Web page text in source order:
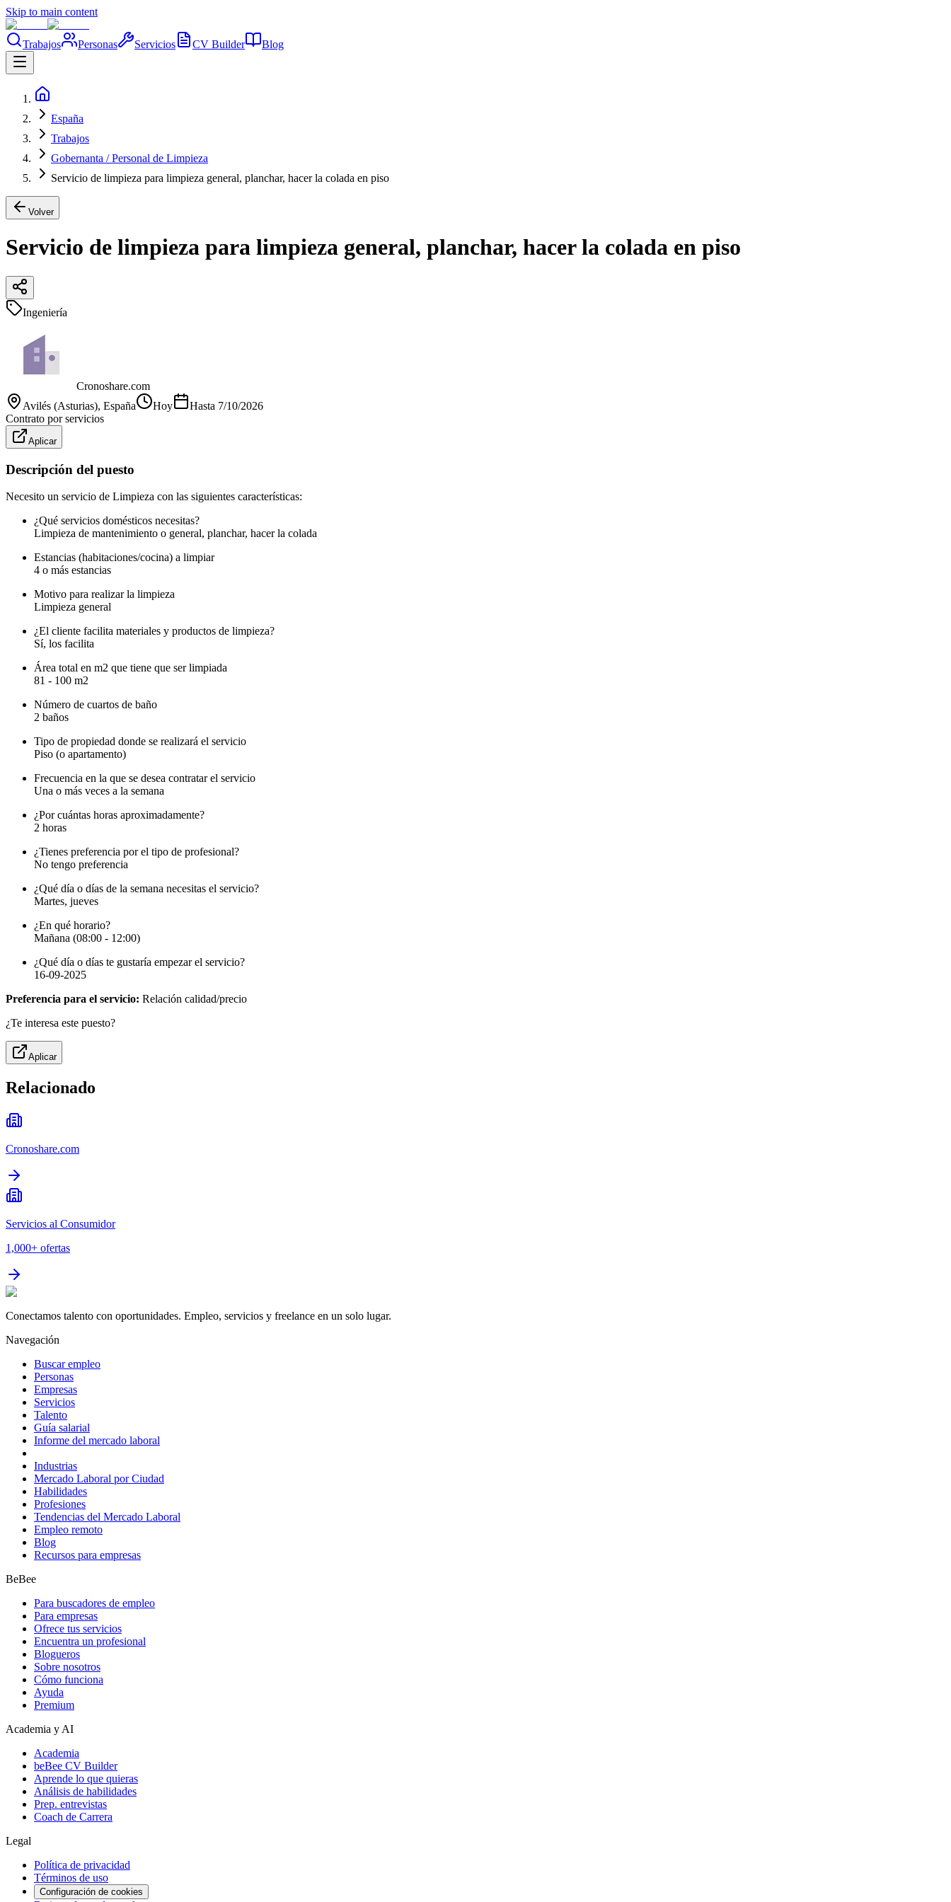
Skip to main content
Trabajos Personas Servicios CV Builder Blog
España
Trabajos
Gobernanta / Personal de Limpieza
Servicio de limpieza para limpieza general, planchar, hacer la colada en piso
Volver
Servicio de limpieza para limpieza general, planchar, hacer la colada en piso
Ingeniería
Cronoshare.com
Avilés (Asturias), España Hoy Hasta 7/10/2026
Contrato por servicios
Aplicar
Descripción del puesto
Necesito un servicio de Limpieza con las siguientes características:
¿Qué servicios domésticos necesitas?
Limpieza de mantenimiento o general, planchar, hacer la colada
Estancias (habitaciones/cocina) a limpiar
4 o más estancias
Motivo para realizar la limpieza
Limpieza general
¿El cliente facilita materiales y productos de limpieza?
Sí, los facilita
Área total en m2 que tiene que ser limpiada
81 - 100 m2
Número de cuartos de baño
2 baños
Tipo de propiedad donde se realizará el servicio
Piso (o apartamento)
Frecuencia en la que se desea contratar el servicio
Una o más veces a la semana
¿Por cuántas horas aproximadamente?
2 horas
¿Tienes preferencia por el tipo de profesional?
No tengo preferencia
¿Qué día o días de la semana necesitas el servicio?
Martes, jueves
¿En qué horario?
Mañana (08:00 - 12:00)
¿Qué día o días te gustaría empezar el servicio?
16-09-2025
Preferencia para el servicio: Relación calidad/precio
¿Te interesa este puesto?
Aplicar
Relacionado
Cronoshare.com
Servicios al Consumidor
1,000+ ofertas
Conectamos talento con oportunidades. Empleo, servicios y freelance en un solo lugar.
Navegación
Buscar empleo
Personas
Empresas
Servicios
Talento
Guía salarial
Informe del mercado laboral
Industrias
Mercado Laboral por Ciudad
Habilidades
Profesiones
Tendencias del Mercado Laboral
Empleo remoto
Blog
Recursos para empresas
BeBee
Para buscadores de empleo
Para empresas
Ofrece tus servicios
Encuentra un profesional
Blogueros
Sobre nosotros
Cómo funciona
Ayuda
Premium
Academia y AI
Academia
beBee CV Builder
Aprende lo que quieras
Análisis de habilidades
Prep. entrevistas
Coach de Carrera
Legal
Política de privacidad
Términos de uso
Configuración de cookies